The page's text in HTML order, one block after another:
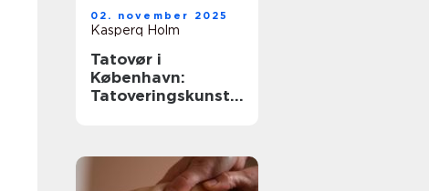
02. november 2025
Kasperq Holm
Tatovør i
København:
Tatoveringskunst i